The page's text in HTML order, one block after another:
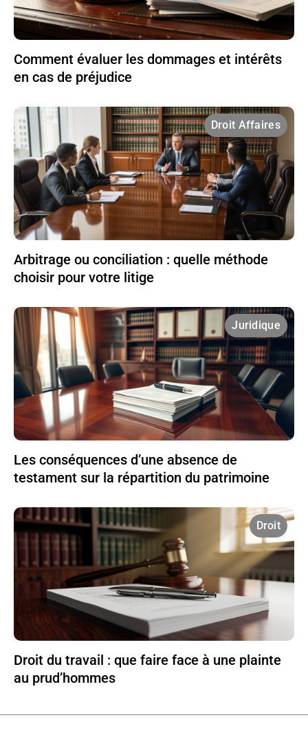
Comment évaluer les dommages et intérêts
en cas de préjudice
Droit Affaires
Arbitrage ou conciliation : quelle méthode
choisir pour votre litige
Juridique
Les conséquences d’une absence de
testament sur la répartition du patrimoine
Droit
Droit du travail : que faire face à une plainte
au prud’hommes